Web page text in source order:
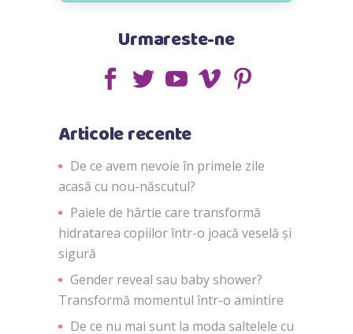
Urmareste-ne
Articole recente
De ce avem nevoie în primele zile
acasă cu nou-născutul?
Paiele de hârtie care transformă
hidratarea copiilor într-o joacă veselă și
sigură
Gender reveal sau baby shower?
Transformă momentul într-o amintire
De ce nu mai sunt la moda saltelele cu